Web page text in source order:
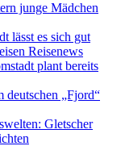
junge Mädchen
lässt es sich gut
Reisenews
plant bereits
deutschen „Fjord“
Gletscher